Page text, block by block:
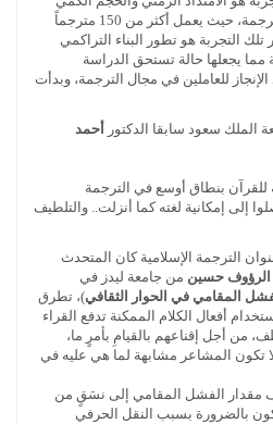
والنوعي لدورة الإنتاج لأعمال الترجمة، حيث يعمل أكثر من 150 مترجماً
التجربة هو تطور البناء التراكمي
مما يجعلها حالة تستحق الدراسة
للعاملين في مجال الترجمة، وبدأت
الملك سعود سابقا الدكتور أحمد
للقرآن بنطاق أوسع في الترجمة
إلى إمكانية لغته كما أنزلت.. والتلطيف
الترجمة الإسلامية كان المتحدث
الرؤوف حسين من جامعة ليدز في
المقامي في الحوار الثقافي)، تطرق
أفعال الكلام الممكنة تدفع القراء
من أجل إقناعهم بالقيامِ بأمرٍ ما،
تكون المشاعر مشابهة لما هي عليه في
مقدار الفشل المقامي إلى نسَقٍ من
تكون بالضرورة بسبب النقل الحرفي